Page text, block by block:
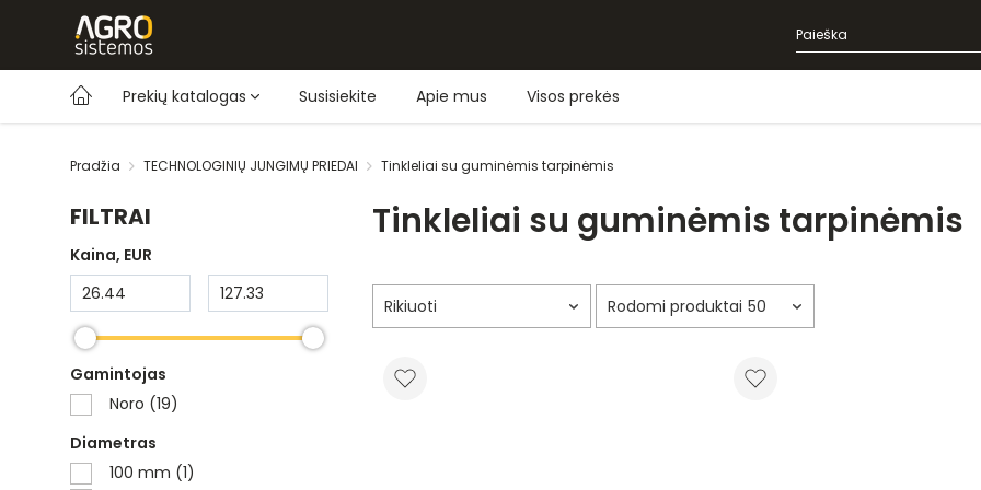
Prekių katalogas Susisiekite Apie mus Visos prekės
Pradžia TECHNOLOGINIŲ JUNGIMŲ PRIEDAI Tinkleliai su guminėmis tarpinėmis
FILTRAI
Kaina, EUR
Gamintojas
Noro (19)
Diametras
100 mm (1)
Tinkleliai su guminėmis tarpinėmis
Rikiuoti 50